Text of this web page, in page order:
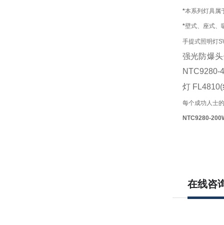
*本系列灯具属
*壁式、座式、
手提式照明灯
强光防爆
NTC9280-
灯
每个成功人士
NTC9280-
在线咨